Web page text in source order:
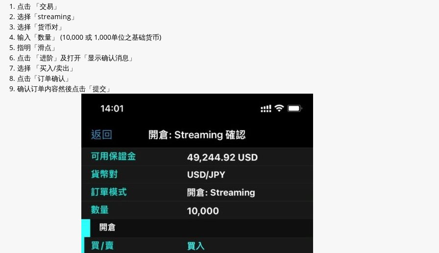
点击 「交易」
选择「streaming」
选择「货币对」
输入「数量」 (10,000 或 1,000单位之基础货币)
指明「滑点」
点击 「进阶」及打开「显示确认消息」
选择 「买入/卖出」
点击「订单确认」
确认订单内容然後点击「提交」